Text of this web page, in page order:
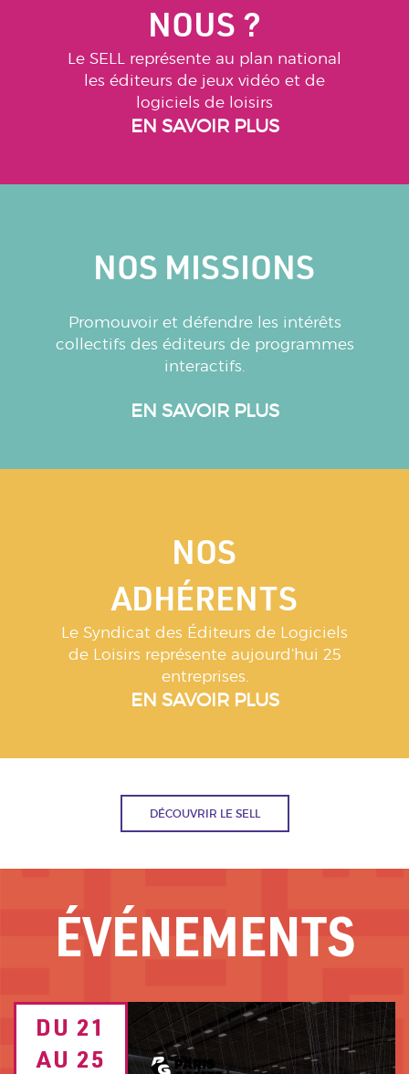
NOUS ?
Le SELL représente au plan national
les éditeurs de jeux vidéo et de
logiciels de loisirs
EN SAVOIR PLUS
NOS MISSIONS
Promouvoir et défendre les intérêts
collectifs des éditeurs de programmes
interactifs.
EN SAVOIR PLUS
NOS
ADHÉRENTS
Le Syndicat des Éditeurs de Logiciels
de Loisirs représente aujourd’hui 25
entreprises.
EN SAVOIR PLUS
DÉCOUVRIR LE SELL
ÉVÉNEMENTS
TEXTE
DATE
DU 21
AU 25
fond